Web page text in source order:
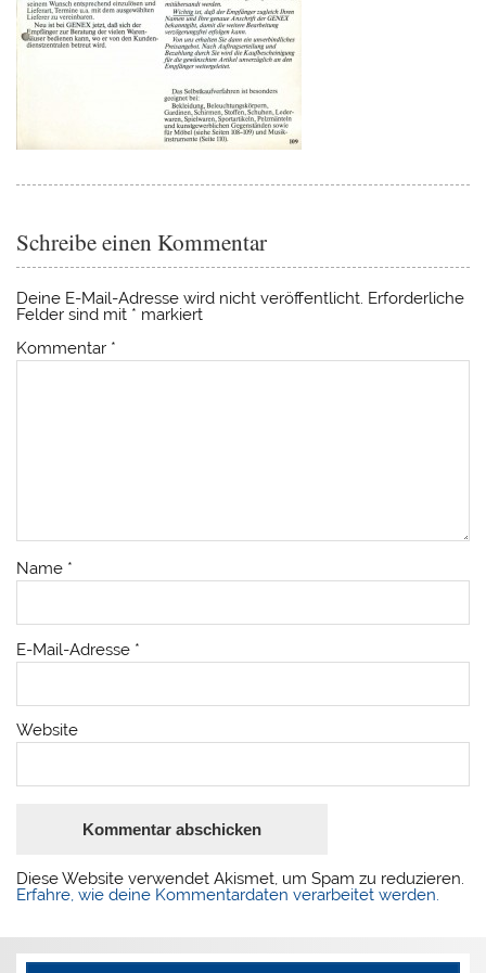
Schreibe einen Kommentar
Deine E-Mail-Adresse wird nicht veröffentlicht. Erforderliche
Felder sind mit * markiert
Kommentar *
Name *
E-Mail-Adresse *
Website
Diese Website verwendet Akismet, um Spam zu reduzieren.
Erfahre, wie deine Kommentardaten verarbeitet werden.